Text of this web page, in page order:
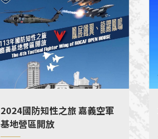
2024國防知性之旅 嘉義空軍
基地營區開放